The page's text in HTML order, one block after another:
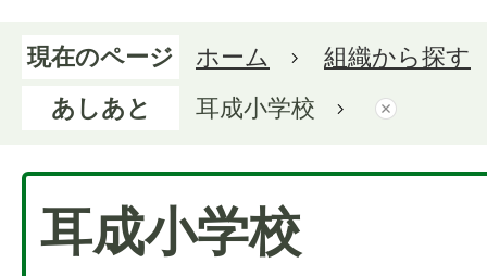
現在のページ ホーム
組織から探す
あしあと
耳成小学校
耳成小学校